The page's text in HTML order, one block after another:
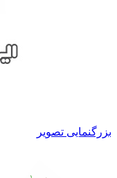
بزرگنمایی تصویر